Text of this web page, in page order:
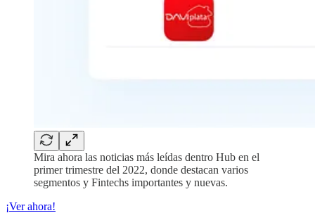
Mira ahora las noticias más leídas dentro Hub en el
primer trimestre del 2022, donde destacan varios
segmentos y Fintechs importantes y nuevas.
¡Ver ahora!